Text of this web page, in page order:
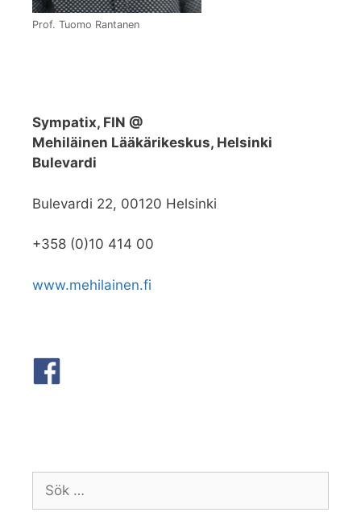
Prof. Tuomo Rantanen
Sympatix, FIN @
Mehiläinen Lääkärikeskus, Helsinki
Bulevardi
Bulevardi 22, 00120 Helsinki
+358 (0)10 414 00
www.mehilainen.fi
efter: